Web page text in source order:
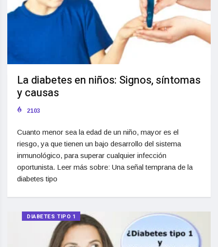
La diabetes en niños: Signos, síntomas
y causas
2103
Cuanto menor sea la edad de un niño, mayor es el
riesgo, ya que tienen un bajo desarrollo del sistema
inmunológico, para superar cualquier infección
oportunista. Leer más sobre: Una señal temprana de la
diabetes tipo
DIABETES TIPO 1